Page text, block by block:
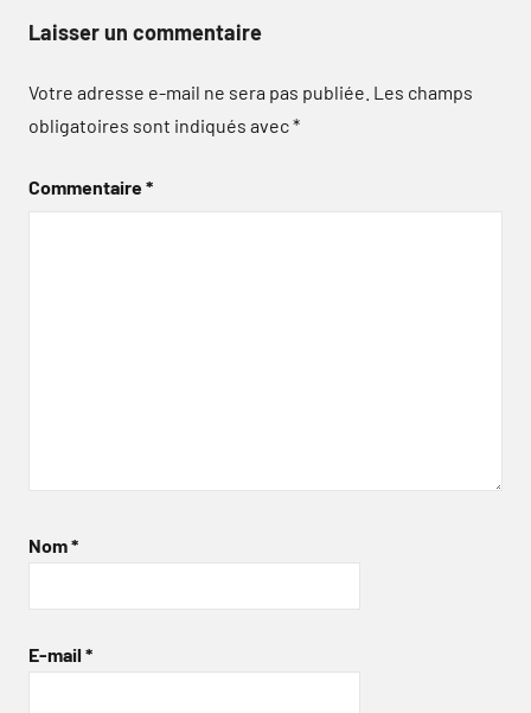
Laisser un commentaire
Votre adresse e-mail ne sera pas publiée. Les champs
obligatoires sont indiqués avec*
Commentaire*
Nom*
E-mail *